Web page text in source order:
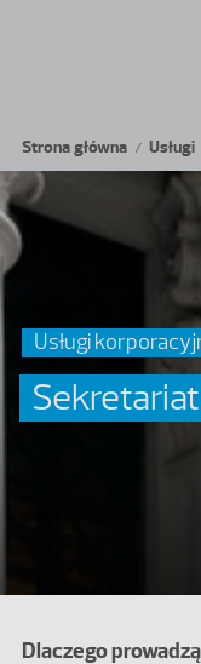
Ścieżka
Strona główna / Usługi
Usługi
Dlaczego